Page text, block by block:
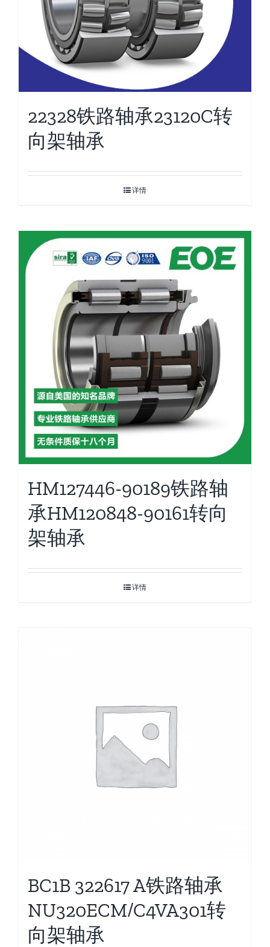
22328铁路轴承23120C转
向架轴承
详情
HM127446-90189铁路轴
承HM120848-90161转向
架轴承
详情
BC1B 322617 A铁路轴承
NU320ECM/C4VA301转
向架轴承